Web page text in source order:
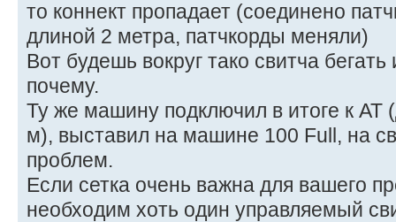
то коннект пропадает (соединено
длиной 2 метра, патчкорды меняли)
Вот будешь вокруг тако свитча
почему.
Ту же машину подключил в итоге к АТ
м), выставил на машине 100 Full, на
проблем.
Если сетка очень важна для вашего
необходим хоть один управляемый